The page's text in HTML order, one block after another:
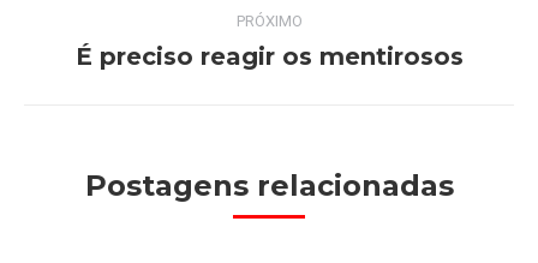
PRÓXIMO
Próximo
É preciso reagir os mentirosos
Postagens relacionadas